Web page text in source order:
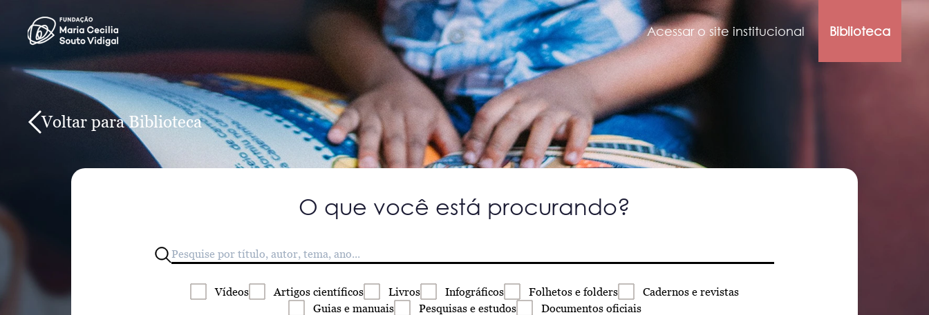
Acessar o site institucional Biblioteca
Voltar para Biblioteca
O que você está procurando?
Vídeos Artigos científicos Livros Infográficos Folhetos e folders Cadernos e revistas
Guias e manuais Pesquisas e estudos Documentos oficiais